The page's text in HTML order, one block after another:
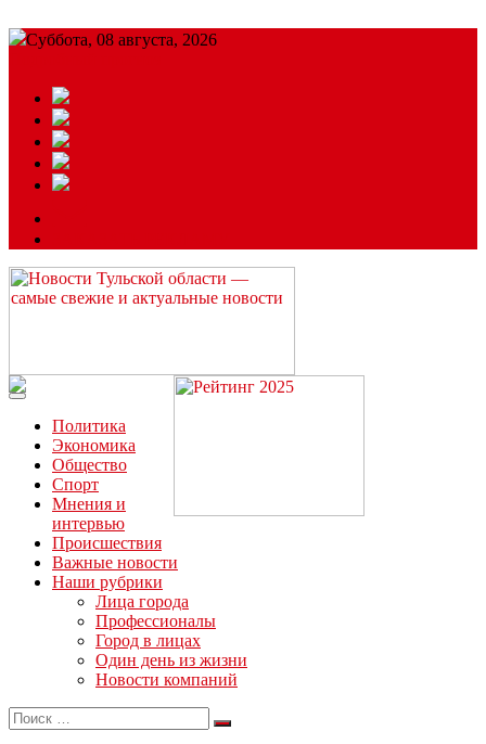
Суббота, 08 августа, 2026
Читайте последние новости дня в Тульской области на сайте
“ЗаНовомосковск”
Политика
Экономика
Общество
Спорт
Мнения и
интервью
Происшествия
Важные новости
Наши рубрики
Лица города
Профессионалы
Город в лицах
Один день из жизни
Новости компаний